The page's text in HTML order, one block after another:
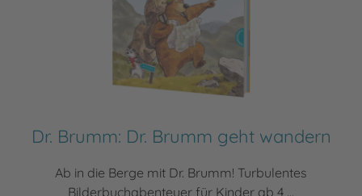
Dr. Brumm: Dr. Brumm geht wandern
Ab in die Berge mit Dr. Brumm! Turbulentes
Bilderbuchabenteuer für Kinder ab 4 ...